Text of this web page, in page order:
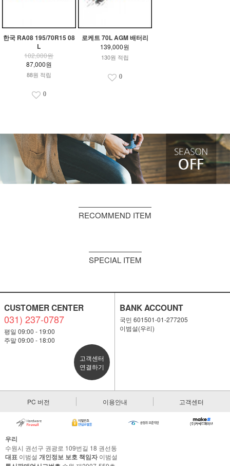
한국 RA08 195/70R15 08
L
102,000원
87,000원
88원 적립
0
로케트 70L AGM 배터리
139,000원
130원 적립
0
RECOMMEND ITEM
SPECIAL ITEM
CUSTOMER CENTER
031) 237-0787
평일 09:00 - 19:00
주말 09:00 - 18:00
고객센터
연결하기
BANK ACCOUNT
국민 601501-01-277205
이범설(우리)
PC 버전 이용안내 고객센터
우리
수원시 권선구 권광로 109번길 18 권선동
대표 이범설 개인정보 보호 책임자이범설